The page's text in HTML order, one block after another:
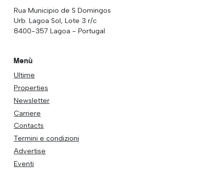
Rua Municipio de S Domingos
Urb. Lagoa Sol, Lote 3 r/c
8400-357 Lagoa - Portugal
Menù
Ultime
Properties
Newsletter
Carriere
Contacts
Termini e condizioni
Advertise
Eventi